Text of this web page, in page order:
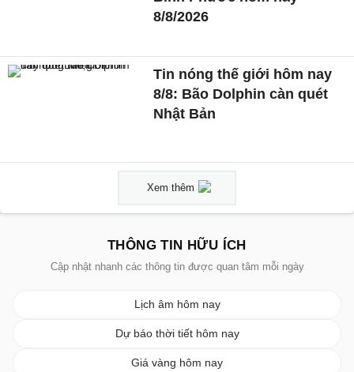
8/8/2026
Tin nóng thế giới hôm nay
8/8: Bão Dolphin càn quét
Nhật Bản
Xem thêm
THÔNG TIN HỮU ÍCH
Cập nhật nhanh các thông tin được quan tâm mỗi ngày
Lịch âm hôm nay
Dự báo thời tiết hôm nay
Giá vàng hôm nay